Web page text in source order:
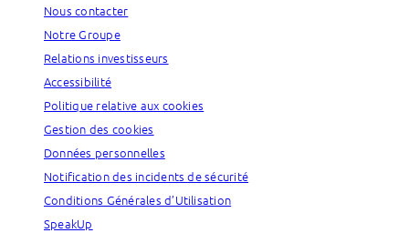
Nous contacter
Notre Groupe
Relations investisseurs
Accessibilité
Politique relative aux cookies
Gestion des cookies
Données personnelles
Notification des incidents de sécurité
Conditions Générales d’Utilisation
SpeakUp